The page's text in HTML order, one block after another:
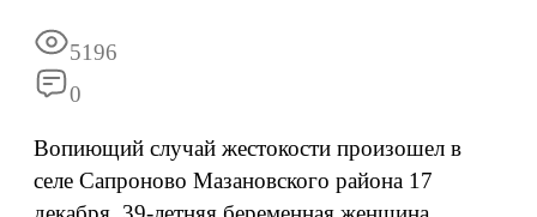
5196
0
Вопиющий случай жестокости произошел в
селе Сапроново Мазановского района 17